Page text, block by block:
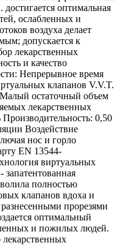
оптимальная
ослабленных и
воздуха делает
допускается к
лекарственных
и качество
Непрерывное время
клапанов V.V.T.
остаточный объем
лекарственных
0,50
Воздействие
нос и горло
EN 13544-
виртуальных
полностью
клапанов вдоха и
прорезями
оптимальный
и пожилых людей.